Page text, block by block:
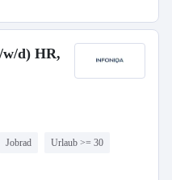
w/d) HR,
Jobrad Urlaub >= 30